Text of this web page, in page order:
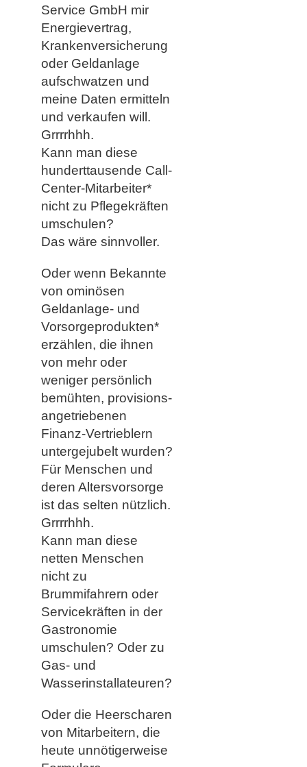
Service GmbH mir
Energievertrag,
Krankenversicherung
oder Geldanlage
aufschwatzen und
meine Daten ermitteln
und verkaufen will.
Grrrrhhh.
Kann man diese
hunderttausende Call-
Center-Mitarbeiter*
nicht zu Pflegekräften
umschulen?
Das wäre sinnvoller.
Oder wenn Bekannte
von ominösen
Geldanlage- und
Vorsorgeprodukten*
erzählen, die ihnen
von mehr oder
weniger persönlich
bemühten, provisions-
angetriebenen
Finanz-Vertrieblern
untergejubelt wurden?
Für Menschen und
deren Altersvorsorge
ist das selten nützlich.
Grrrrhhh.
Kann man diese
netten Menschen
nicht zu
Brummifahrern oder
Servicekräften in der
Gastronomie
umschulen? Oder zu
Gas- und
Wasserinstallateuren?
Oder die Heerscharen
von Mitarbeitern, die
heute unnötigerweise